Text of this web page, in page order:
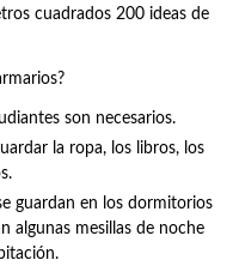
son necesarios.
la ropa, los libros, los
guardan en los dormitorios
algunas mesillas de noche